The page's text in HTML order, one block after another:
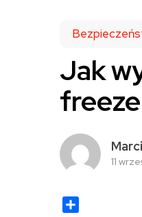
Jak
11